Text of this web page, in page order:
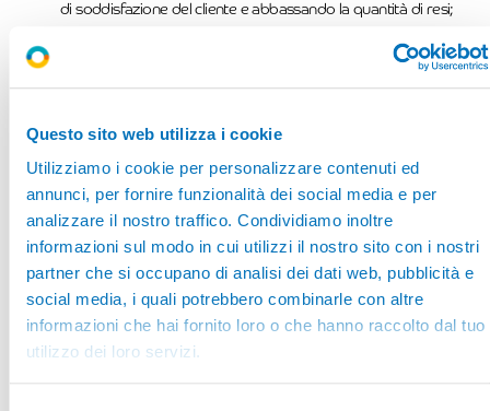
Questo sito web utilizza i cookie
Utilizziamo i cookie per personalizzare contenuti ed
annunci, per fornire funzionalità dei social media e per
analizzare il nostro traffico. Condividiamo inoltre
informazioni sul modo in cui utilizzi il nostro sito con i nostri
partner che si occupano di analisi dei dati web, pubblicità e
social media, i quali potrebbero combinarle con altre
informazioni che hai fornito loro o che hanno raccolto dal tuo
utilizzo dei loro servizi.
di soddisfazione del cliente e abbassando la quantità di resi;
del magazzino permette una gestione dei resi agile e veloce, in
modo da garantire qualità ed efficienza al cliente.
informativi correlati, è fondamentale frequentare corsi
professionalizzanti del settore. Il
Corso ITS Ecommerce
, ad
esempio, è pensato per formare esperti nel settore della vendita